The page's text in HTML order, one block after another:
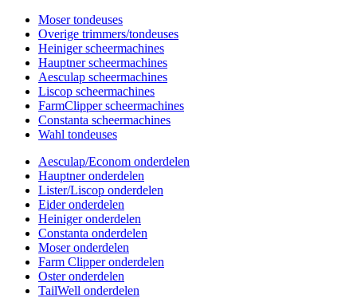
Moser tondeuses
Overige trimmers/tondeuses
Heiniger scheermachines
Hauptner scheermachines
Aesculap scheermachines
Liscop scheermachines
FarmClipper scheermachines
Constanta scheermachines
Wahl tondeuses
Aesculap/Econom onderdelen
Hauptner onderdelen
Lister/Liscop onderdelen
Eider onderdelen
Heiniger onderdelen
Constanta onderdelen
Moser onderdelen
Farm Clipper onderdelen
Oster onderdelen
TailWell onderdelen